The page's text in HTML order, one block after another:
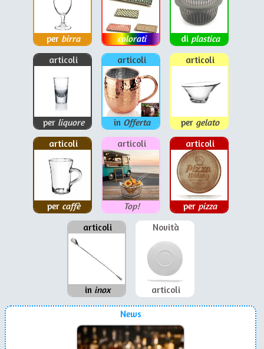
per birra colorati di plastica
articoli
per liquore
articoli
in Offerta
articoli
per gelato
articoli
per caffè
articoli
Top!
articoli
per pizza
articoli
in inox
Novità
articoli
News